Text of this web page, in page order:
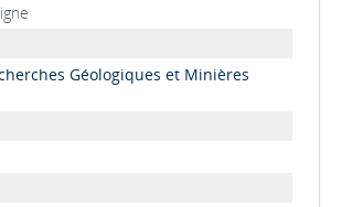
Géologiques et Minières